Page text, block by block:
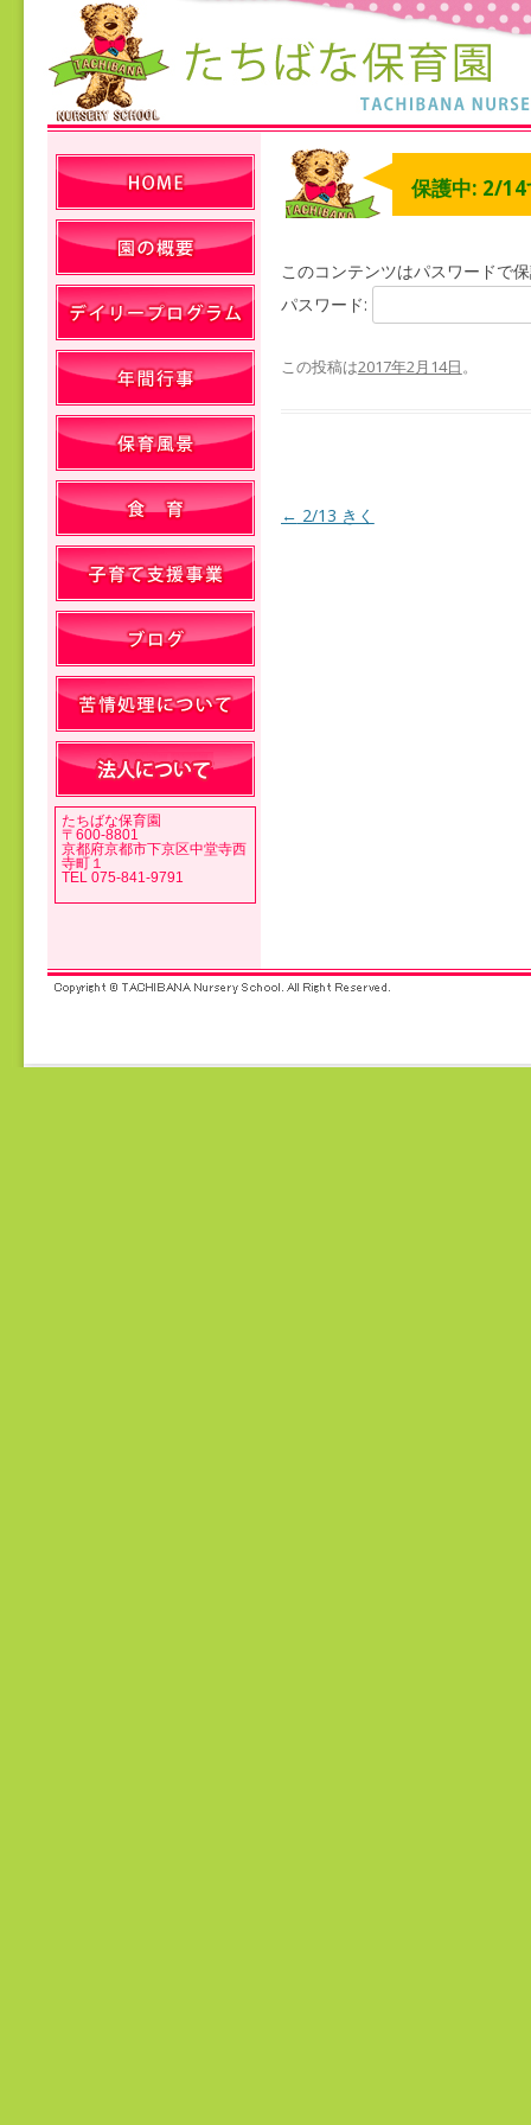
保護中: 2/14
このコンテンツはパスワードで
パスワード:
この投稿は2017年2月14日。
投稿ナビゲーション
← 2/13 きく
たちばな保育園
〒600-8801
京都府京都市下京区中堂寺西
寺町１
TEL 075-841-9791